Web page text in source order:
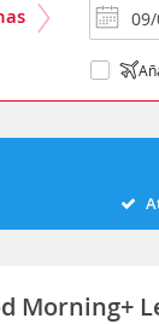
Morning+